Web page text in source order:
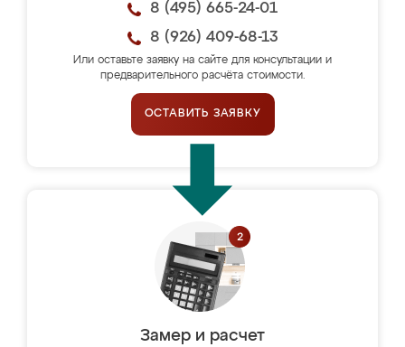
8 (495) 665-24-01
8 (926) 409-68-13
Или оставьте заявку на сайте для консультации и
предварительного расчёта стоимости.
ОСТАВИТЬ ЗАЯВКУ
Замер и расчет